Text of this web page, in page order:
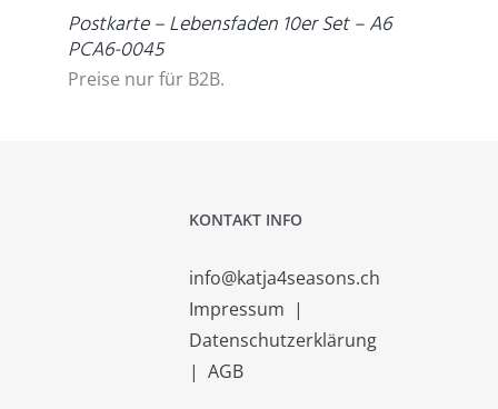
Postkarte – Lebensfaden 10er Set – A6
PCA6-0045
Preise nur für B2B.
KONTAKT INFO
info@katja4seasons.ch
Impressum |
Datenschutzerklärung
| AGB